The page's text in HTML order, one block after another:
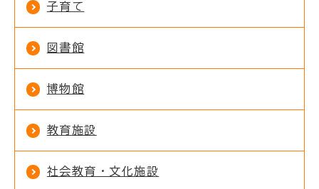
子育て
図書館
博物館
教育施設
社会教育・文化施設